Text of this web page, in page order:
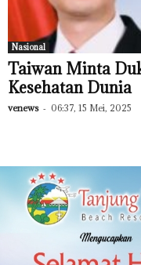
Nasional
Taiwan Minta
Kesehatan Dunia
venews - 06:37, 15 Mei, 2025